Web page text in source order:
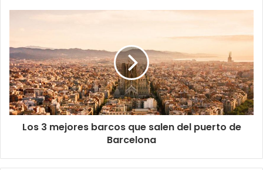
Los 3 mejores barcos que salen del puerto de
Barcelona